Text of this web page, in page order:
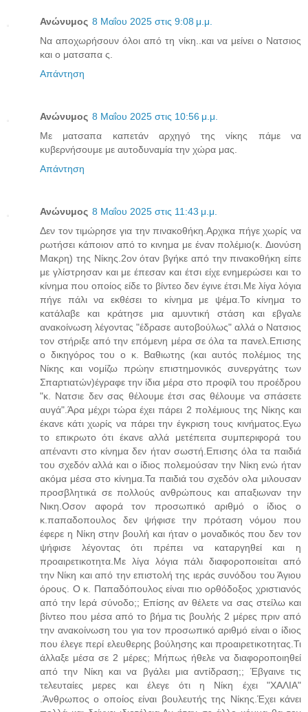
Ανώνυμος 8 Μαΐου 2025 στις 9:08 μ.μ.
Να αποχωρήσουν όλοι από τη νίκη..και να μείνει ο Νατσιος
και ο ματσαπα ς.
Απάντηση
Ανώνυμος 8 Μαΐου 2025 στις 10:56 μ.μ.
Με ματσαπα καπετάν αρχηγό της νίκης πάμε να
κυβερνήσουμε με αυτοδυναμία την χώρα μας.
Απάντηση
Ανώνυμος 8 Μαΐου 2025 στις 11:43 μ.μ.
Δεν τον τιμώρησε για την πινακοθήκη.Αρχικα πήγε χωρίς να
ρωτήσει κάποιον από το κινημα με έναν πολέμιο(κ. Διονύση
Μακρη) της Νίκης.2ον όταν βγήκε από την πινακοθήκη είπε
με γλίστρησαν και με έπεσαν και έτσι είχε ενημερώσει και το
κίνημα που οποίος είδε το βίντεο δεν έγινε έτσι.Με λίγα λόγια
πήγε πάλι να εκθέσει το κίνημα με ψέμα.Το κίνημα το
κατάλαβε και κράτησε μια αμυντική στάση και εβγαλε
ανακοίνωση λέγοντας "έδρασε αυτοβούλως" αλλά ο Νατσιος
τον στήριξε από την επόμενη μέρα σε όλα τα πανελ.Επισης
ο δικηγόρος του ο κ. Βαθιωτης (και αυτός πολέμιος της
Νίκης και νομίζω πρώην επιστημονικός συνεργάτης των
Σπαρτιατών)έγραφε την ίδια μέρα στο προφίλ του προέδρου
"κ. Νατσιε δεν σας θέλουμε έτσι σας θέλουμε να σπάσετε
αυγά".Άρα μέχρι τώρα έχει πάρει 2 πολέμιους της Νίκης και
έκανε κάτι χωρίς να πάρει την έγκριση τους κινήματος.Εγω
το επικρωτο ότι έκανε αλλά μετέπειτα συμπεριφορά του
απέναντι στο κίνημα δεν ήταν σωστή.Επισης όλα τα παιδιά
του σχεδόν αλλά και ο ίδιος πολεμούσαν την Νίκη ενώ ήταν
ακόμα μέσα στο κίνημα.Τα παιδιά του σχεδόν ολα μιλουσαν
προσβλητικά σε πολλούς ανθρώπους και απαξιωναν την
Νικη.Οσον αφορά τον προσωπικό αριθμό ο ίδιος ο
κ.παπαδοπουλος δεν ψήφισε την πρόταση νόμου που
έφερε η Νίκη στην βουλή και ήταν ο μοναδικός που δεν τον
ψήφισε λέγοντας ότι πρέπει να καταργηθεί και η
προαιρετικοτητα.Με λίγα λόγια πάλι διαφοροποιείται από
την Νίκη και από την επιστολή της ιεράς συνόδου του Άγιου
όρους. Ο κ. Παπαδόπουλος είναι πιο ορθόδοξος χριστιανός
από την Ιερά σύνοδο;; Επίσης αν θέλετε να σας στείλω και
βίντεο που μέσα από το βήμα τις βουλής 2 μέρες πριν από
την ανακοίνωση του για τον προσωπικό αριθμό είναι ο ίδιος
που έλεγε περί ελευθερης βούλησης και προαιρετικοτητας.Τι
άλλαξε μέσα σε 2 μέρες; Μήπως ήθελε να διαφοροποιηθεί
από την Νίκη και να βγάλει μια αντίδραση;; Έβγαινε τις
τελευταίες μερες και έλεγε ότι η Νίκη έχει "ΧΑΛΙΑ"
.Άνθρωπος ο οποίος είναι βουλευτής της Νίκης.Έχει κάνει